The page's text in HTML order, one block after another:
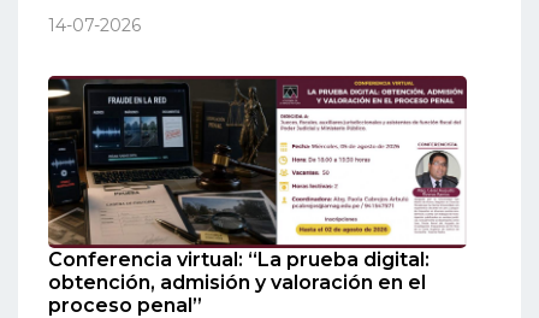
14-07-2026
Conferencia virtual: “La prueba digital:
obtención, admisión y valoración en el
proceso penal”